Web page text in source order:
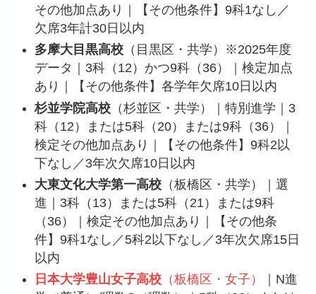
その他加点あり｜【その他条件】9科1なし／
欠席3年計30日以内
多摩大目黒高校 （目黒区・共学）※2025年度
データ｜3科（12）かつ9科（36）｜検定加点
あり｜【その他条件】各学年欠席10日以内
杉並学院高校 （杉並区・共学）｜特別進学｜3
科（12）または5科（20）または9科（36）｜
検定その他加点あり｜【その他条件】9科2以
下なし／3年次欠席10日以内
大東文化大学第一高校 （板橋区・共学）｜選
進｜3科（13）または5科（21）または9科
（36）｜検定その他加点あり｜【その他条
件】9科1なし／5科2以下なし／3年次欠席15日
以内
日本大学豊山女子高校 （板橋区・女子）
｜N進